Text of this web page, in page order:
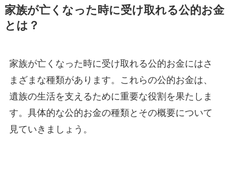
家族が亡くなった時に受け取れる公的お金
とは？
家族が亡くなった時に受け取れる公的お金にはさ
まざまな種類があります。これらの公的お金は、
遺族の生活を支えるために重要な役割を果たしま
す。具体的な公的お金の種類とその概要について
見ていきましょう。